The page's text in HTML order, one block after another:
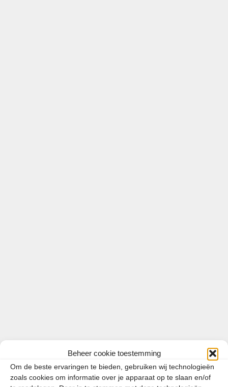
Beheer cookie toestemming
Om de beste ervaringen te bieden, gebruiken wij technologieën
zoals cookies om informatie over je apparaat op te slaan en/of